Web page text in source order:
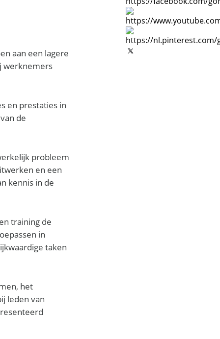
aan een lagere
werknemers
en prestaties in
de
probleem
en een
kennis in de
training de
in
taken
het
leden van